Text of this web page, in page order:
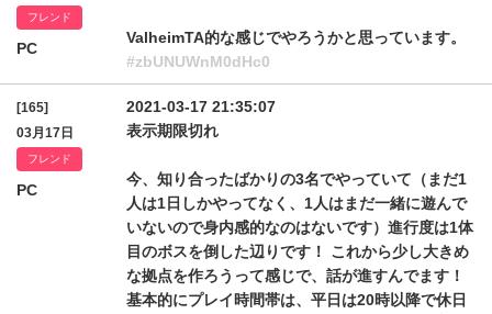
フレンド
PC
ValheimTA的な感じでやろうかと思っています。
#zbUNUWnM0dHc0
[165]
03月17日
フレンド
PC
2021-03-17 21:35:07
表示期限切れ
今、知り合ったばかりの3名でやっていて（まだ1
人は1日しかやってなく、1人はまだ一緒に遊んで
いないので身内感的なのはないです）進行度は1体
目のボスを倒した辺りです！ これから少し大きめ
な拠点を作ろうって感じで、話が進すんでます！
基本的にプレイ時間帯は、平日は20時以降で休日